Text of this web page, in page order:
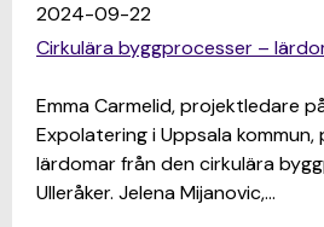
2024-09-22
Cirkulära byggprocesser –
Emma Carmelid, projektledare
Expolatering i Uppsala
lärdomar från den cirkulära
Ulleråker. Jelena Mijanovic,…